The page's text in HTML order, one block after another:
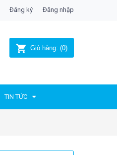
Đăng ký Đăng nhập
Giỏ hàng: (0)
TIN TỨC